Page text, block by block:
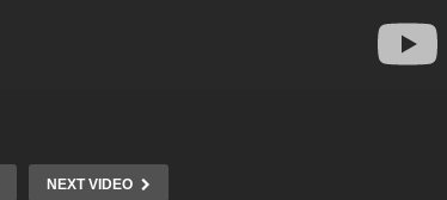
NEXT VIDEO